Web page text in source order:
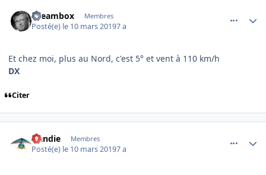
Dreambox Membres
Posté(e) le 10 mars 20197 a
Et chez moi, plus au Nord, c'est 5° et vent à 110 km/h
DX
Citer
Handie Membres
Posté(e) le 10 mars 20197 a